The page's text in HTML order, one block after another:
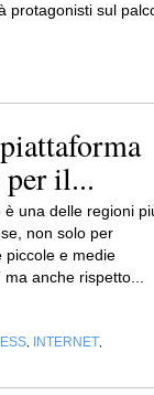
protagonisti sul
il...
è una delle regioni
non solo per
piccole e medie
anche rispetto...
INTERNET